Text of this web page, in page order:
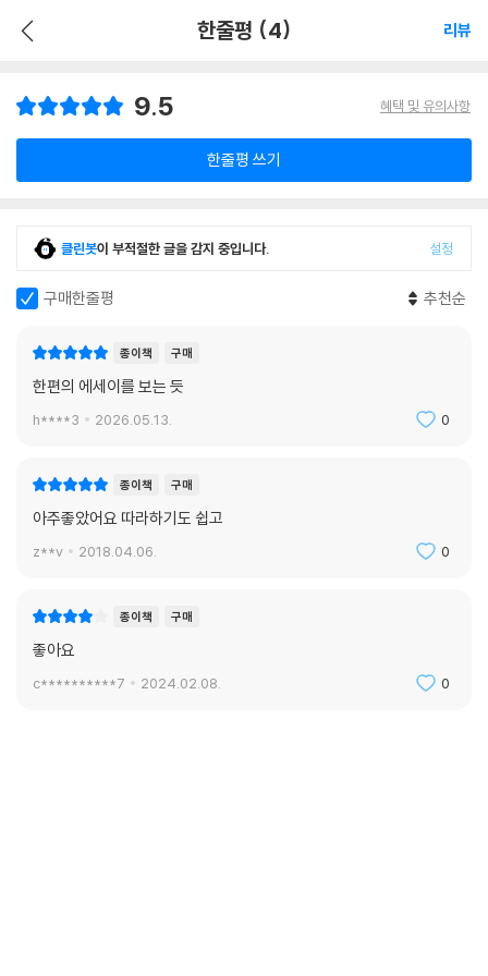
한줄평 (4) 리뷰
9.5 혜택 및 유의사항
한줄평 쓰기
클린봇이 부적절한 글을 감지 중입니다. 설정
구매한줄평 추천순
종이책 구매
한편의 에세이를 보는 듯
h****3 2026.05.13. 0
종이책 구매
아주좋았어요 따라하기도 쉽고
z**v 2018.04.06. 0
종이책 구매
좋아요
c**********7 2024.02.08. 0